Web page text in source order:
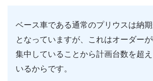
ベース車である通常のプリウスは納
となっていますが、これはオーダー
集中していることから計画台数を超
いるからです。